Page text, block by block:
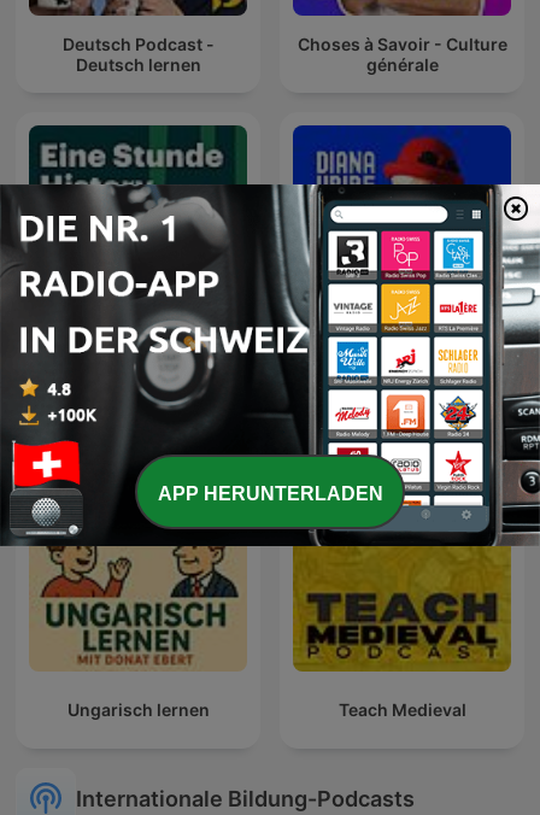
Deutsch Podcast -
Deutsch lernen
Choses à Savoir - Culture
générale
Eine Stunde History -
Deutschlandfunk Nova
DianaUribe.fm
Ungarisch lernen Teach Medieval
Internationale Bildung-Podcasts
APP HERUNTERLADEN